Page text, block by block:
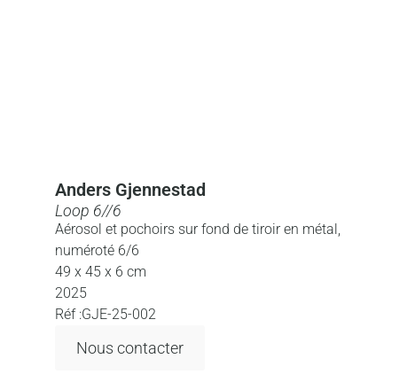
Anders Gjennestad
Loop 6//6
Aérosol et pochoirs sur fond de tiroir en métal,
numéroté 6/6
49 x 45 x 6 cm
2025
Réf :GJE-25-002
Nous contacter